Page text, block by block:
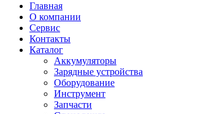
Главная
О компании
Сервис
Контакты
Каталог
Аккумуляторы
Зарядные устройства
Оборудование
Инструмент
Запчасти